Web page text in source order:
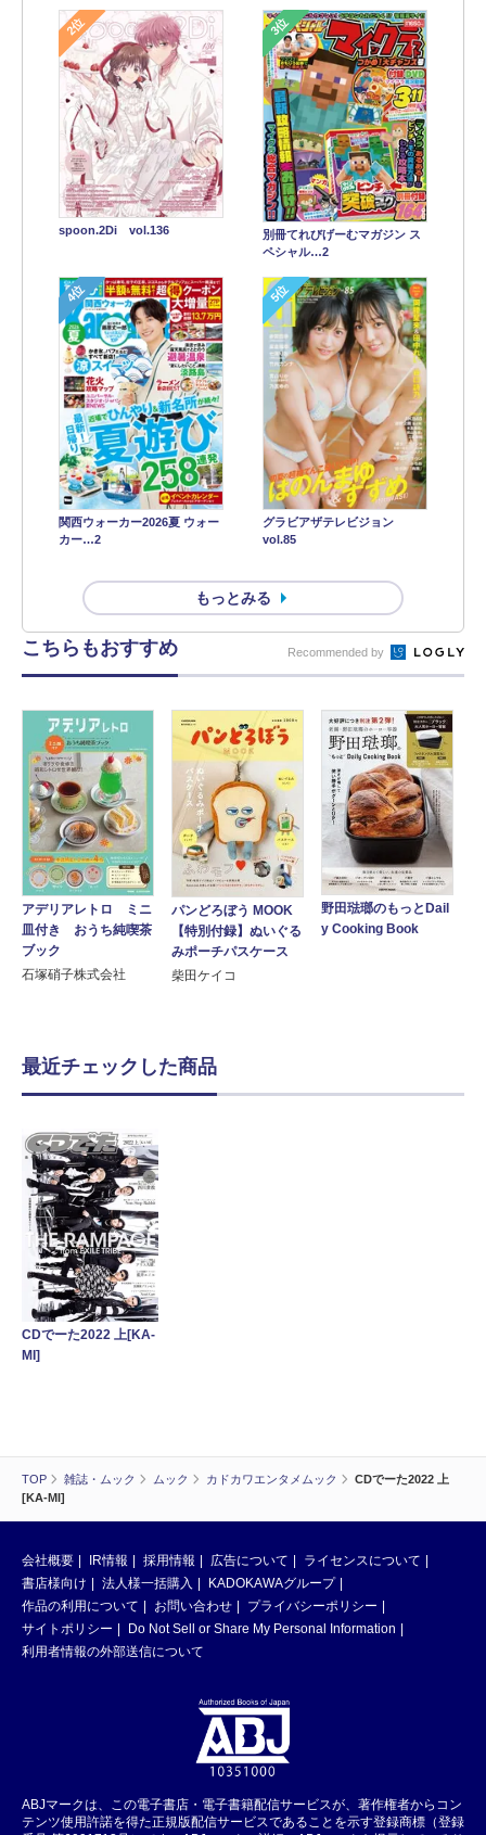
TOP 雑誌・ムック ムック カドカワエンタメムック
CDでーた2022 上
[KA-MI]
2位
spoon.2Di vol.136
3位
別冊てれびげーむマガジン ス
ペシャル…2
4位
関西ウォーカー2026夏 ウォー
カー…2
5位
グラビアザテレビジョン
vol.85
もっとみる
こちらもおすすめ Recommended by
アデリアレトロ ミニ
皿付き おうち純喫茶
ブック
石塚硝子株式会社
パンどろぼう MOOK
【特別付録】ぬいぐる
みポーチパスケース
柴田ケイコ
野田琺瑯のもっとDail
y Cooking Book
最近チェックした商品
CDでーた2022 上[KA-
MI]
会社概要 IR情報 採用情報 広告について
ライセンスについて
書店様向け
法人様一括購入
KADOKAWAグループ
作品の利用について
お問い合わせ
プライバシーポリシー
サイトポリシー
Do Not Sell or Share My Personal Information
利用者情報の外部送信について
ABJマークは、この電子書店・電子書籍配信サービスが、著作権者からコン
テンツ使用許諾を得た正規版配信サービスであることを示す登録商標（登録